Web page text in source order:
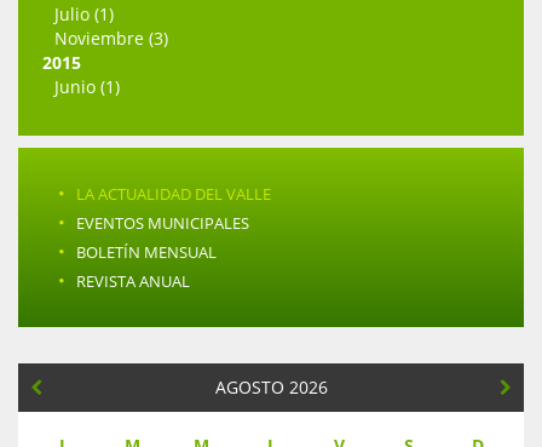
Julio (1)
Noviembre (3)
2015
Junio (1)
· LA ACTUALIDAD DEL VALLE
· EVENTOS MUNICIPALES
· BOLETÍN MENSUAL
· REVISTA ANUAL
AGOSTO 2026